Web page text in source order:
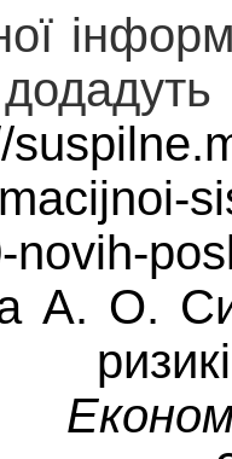
novih-
А. О.